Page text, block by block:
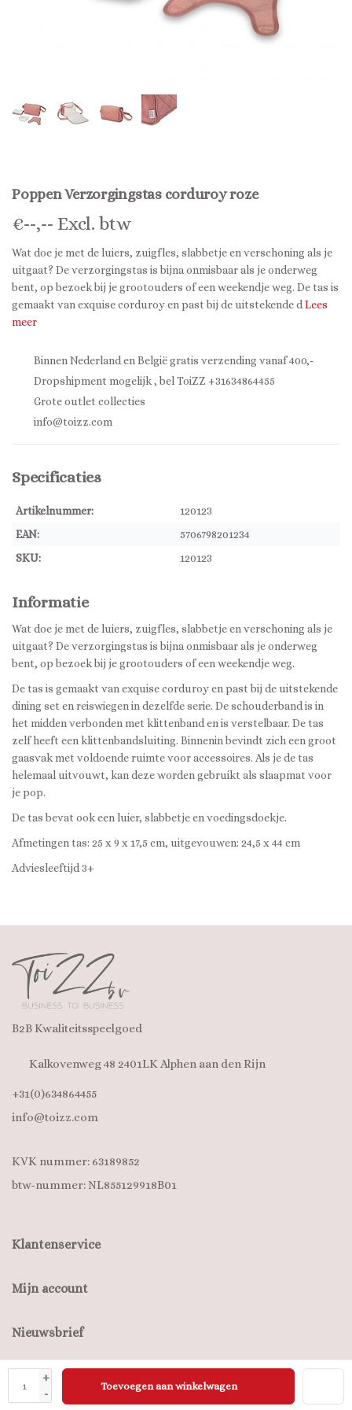
Poppen Verzorgingstas corduroy roze
€--,-- Excl. btw
Wat doe je met de luiers, zuigfles, slabbetje en verschoning als je
uitgaat? De verzorgingstas is bijna onmisbaar als je onderweg
bent, op bezoek bij je grootouders of een weekendje weg. De tas is
gemaakt van exquise corduroy en past bij de uitstekende d Lees
meer
+
-
Toevoegen aan winkelwagen
Binnen Nederland en België gratis verzending vanaf 400,-
Dropshipment mogelijk , bel ToiZZ +31634864455
Grote outlet collecties
info@toizz.com
Specificaties
Artikelnummer:
120123
EAN:
5706798201234
SKU:
120123
Informatie
Wat doe je met de luiers, zuigfles, slabbetje en verschoning als je
uitgaat? De verzorgingstas is bijna onmisbaar als je onderweg
bent, op bezoek bij je grootouders of een weekendje weg.
De tas is gemaakt van exquise corduroy en past bij de uitstekende
dining set en reiswiegen in dezelfde serie. De schouderband is in
het midden verbonden met klittenband en is verstelbaar. De tas
zelf heeft een klittenbandsluiting. Binnenin bevindt zich een groot
gaasvak met voldoende ruimte voor accessoires. Als je de tas
helemaal uitvouwt, kan deze worden gebruikt als slaapmat voor
je pop.
De tas bevat ook een luier, slabbetje en voedingsdoekje.
Afmetingen tas: 25 x 9 x 17,5 cm, uitgevouwen: 24,5 x 44 cm
Adviesleeftijd 3+
B2B Kwaliteitsspeelgoed
Kalkovenweg 48 2401LK Alphen aan den Rijn
+31(0)634864455
info@toizz.com
KVK nummer: 63189852
btw-nummer: NL855129918B01
Klantenservice
Mijn account
Nieuwsbrief
© Copyright 2026 ToiZZ BV